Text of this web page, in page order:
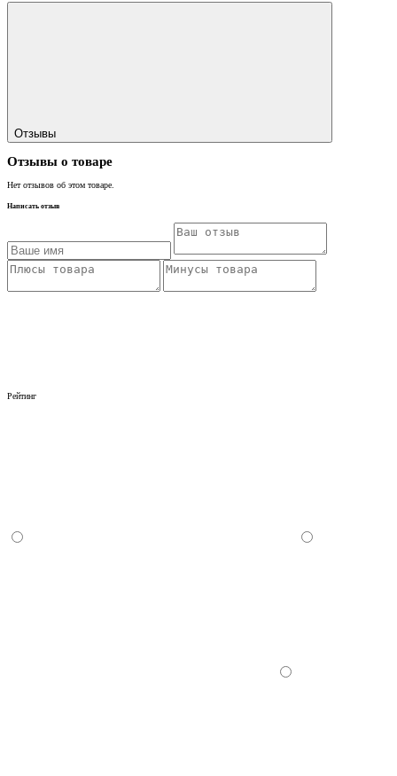
Отзывы
Отзывы о товаре
Нет отзывов об этом товаре.
Написать отзыв
Рейтинг